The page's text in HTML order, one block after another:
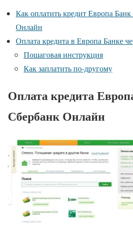
Как оплатить кредит Европа Банк
Онлайн
Оплата кредита в Европа Банке
Пошаговая инструкция
Как заплатить по-другому
Оплата кредита
Сбербанк Онлайн